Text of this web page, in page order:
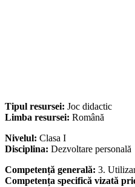
Tipul resursei: Joc didactic
Limba resursei: Română
Nivelul: Clasa I
Disciplina: Dezvoltare personală
Competență generală: 3.
Competența specifică vizată